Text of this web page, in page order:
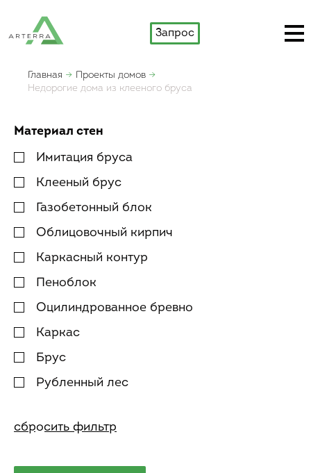
Запрос
Главная
Проекты домов
Недорогие дома из клееного бруса
Материал стен
Имитация бруса
Клееный брус
Газобетонный блок
Облицовочный кирпич
Каркасный контур
Пеноблок
Оцилиндрованное бревно
Каркас
Брус
Рубленный лес